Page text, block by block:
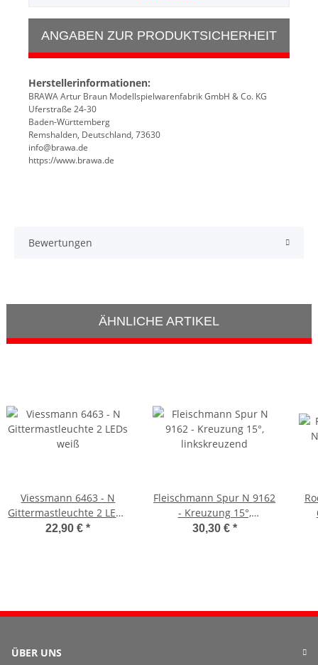
ANGABEN ZUR PRODUKTSICHERHEIT
Herstellerinformationen:
BRAWA Artur Braun Modellspielwarenfabrik GmbH & Co. KG
Uferstraße 24-30
Baden-Württemberg
Remshalden, Deutschland, 73630
info@brawa.de
https://www.brawa.de
Bewertungen
ÄHNLICHE ARTIKEL
Viessmann 6463 - N
Gittermastleuchte 2 LEDs
weiß
22,90 €*
Fleischmann Spur N 9162
- Kreuzung 15°,
linkskreuzend
30,30 € *
ÜBER UNS